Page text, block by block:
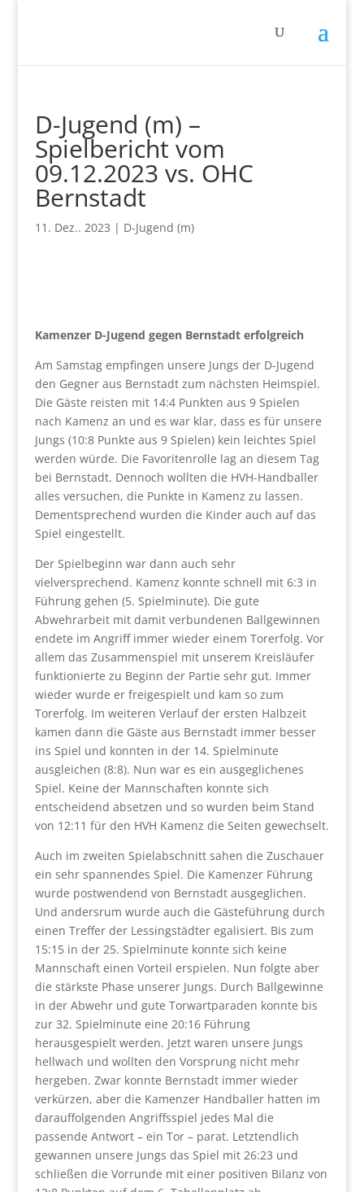
D-Jugend (m) –
Spielbericht vom
09.12.2023 vs. OHC
Bernstadt
11. Dez.. 2023 | D-Jugend (m)
Kamenzer D-Jugend gegen Bernstadt erfolgreich
Am Samstag empfingen unsere Jungs der D-Jugend
den Gegner aus Bernstadt zum nächsten Heimspiel.
Die Gäste reisten mit 14:4 Punkten aus 9 Spielen
nach Kamenz an und es war klar, dass es für unsere
Jungs (10:8 Punkte aus 9 Spielen) kein leichtes Spiel
werden würde. Die Favoritenrolle lag an diesem Tag
bei Bernstadt. Dennoch wollten die HVH-Handballer
alles versuchen, die Punkte in Kamenz zu lassen.
Dementsprechend wurden die Kinder auch auf das
Spiel eingestellt.
Der Spielbeginn war dann auch sehr
vielversprechend. Kamenz konnte schnell mit 6:3 in
Führung gehen (5. Spielminute). Die gute
Abwehrarbeit mit damit verbundenen Ballgewinnen
endete im Angriff immer wieder einem Torerfolg. Vor
allem das Zusammenspiel mit unserem Kreisläufer
funktionierte zu Beginn der Partie sehr gut. Immer
wieder wurde er freigespielt und kam so zum
Torerfolg. Im weiteren Verlauf der ersten Halbzeit
kamen dann die Gäste aus Bernstadt immer besser
ins Spiel und konnten in der 14. Spielminute
ausgleichen (8:8). Nun war es ein ausgeglichenes
Spiel. Keine der Mannschaften konnte sich
entscheidend absetzen und so wurden beim Stand
von 12:11 für den HVH Kamenz die Seiten gewechselt.
Auch im zweiten Spielabschnitt sahen die Zuschauer
ein sehr spannendes Spiel. Die Kamenzer Führung
wurde postwendend von Bernstadt ausgeglichen.
Und andersrum wurde auch die Gästeführung durch
einen Treffer der Lessingstädter egalisiert. Bis zum
15:15 in der 25. Spielminute konnte sich keine
Mannschaft einen Vorteil erspielen. Nun folgte aber
die stärkste Phase unserer Jungs. Durch Ballgewinne
in der Abwehr und gute Torwartparaden konnte bis
zur 32. Spielminute eine 20:16 Führung
herausgespielt werden. Jetzt waren unsere Jungs
hellwach und wollten den Vorsprung nicht mehr
hergeben. Zwar konnte Bernstadt immer wieder
verkürzen, aber die Kamenzer Handballer hatten im
darauffolgenden Angriffsspiel jedes Mal die
passende Antwort – ein Tor – parat. Letztendlich
gewannen unsere Jungs das Spiel mit 26:23 und
schließen die Vorrunde mit einer positiven Bilanz von